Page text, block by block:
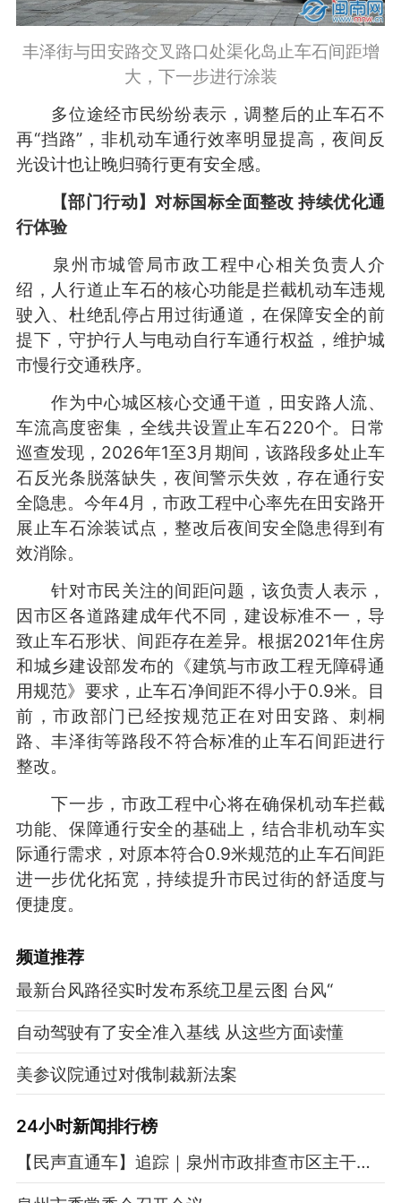
丰泽街与田安路交叉路口处渠化岛止车石间距增
大，下一步进行涂装
多位途经市民纷纷表示，调整后的止车石不
再“挡路”，非机动车通行效率明显提高，夜间反
光设计也让晚归骑行更有安全感。
【部门行动】对标国标全面整改 持续优化通
行体验
泉州市城管局市政工程中心相关负责人介
绍，人行道止车石的核心功能是拦截机动车违规
驶入、杜绝乱停占用过街通道，在保障安全的前
提下，守护行人与电动自行车通行权益，维护城
市慢行交通秩序。
作为中心城区核心交通干道，田安路人流、
车流高度密集，全线共设置止车石220个。日常
巡查发现，2026年1至3月期间，该路段多处止车
石反光条脱落缺失，夜间警示失效，存在通行安
全隐患。今年4月，市政工程中心率先在田安路开
展止车石涂装试点，整改后夜间安全隐患得到有
效消除。
针对市民关注的间距问题，该负责人表示，
因市区各道路建成年代不同，建设标准不一，导
致止车石形状、间距存在差异。根据2021年住房
和城乡建设部发布的《建筑与市政工程无障碍通
用规范》要求，止车石净间距不得小于0.9米。目
前，市政部门已经按规范正在对田安路、刺桐
路、丰泽街等路段不符合标准的止车石间距进行
整改。
下一步，市政工程中心将在确保机动车拦截
功能、保障通行安全的基础上，结合非机动车实
际通行需求，对原本符合0.9米规范的止车石间距
进一步优化拓宽，持续提升市民过街的舒适度与
便捷度。
频道推荐
最新台风路径实时发布系统卫星云图 台风“
自动驾驶有了安全准入基线 从这些方面读懂
美参议院通过对俄制裁新法案
24小时新闻排行榜
【民声直通车】追踪｜泉州市政排查市区主干道止车石 间距小于0.9米均整改